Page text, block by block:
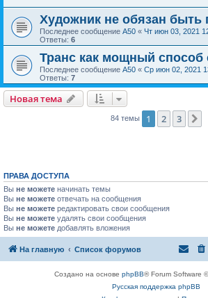
Художник не обязан быть
Последнее сообщение А50 « Чт июн 03, 2021
Ответы: 6
Транс как мощный способ
Последнее сообщение А50 « Ср июн 02, 2021
Ответы: 7
Новая тема
84 темы 1 2 3
ПРАВА ДОСТУПА
Вы не можете начинать темы
Вы не можете отвечать на сообщения
Вы не можете редактировать свои сообщения
Вы не можете удалять свои сообщения
Вы не можете добавлять вложения
На главную Список форумов
Создано на основе phpBB® Forum Software
Русская поддержка phpBB